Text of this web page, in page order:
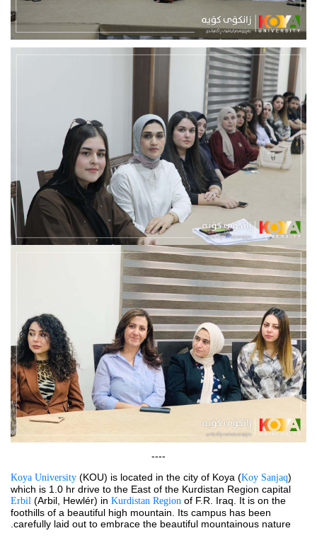
----
Koya University (KOU) is located in the city of Koya (Koy Sanjaq)
Erbil (Arbil, Hewlér) in Kurdistan Region of F.R. Iraq. It is on the
foothills of a beautiful high mountain. Its campus has been
carefully laid out to embrace the beautiful mountainous nature.